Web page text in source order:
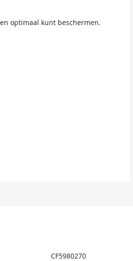
optimaal kunt beschermen.
CF5980270